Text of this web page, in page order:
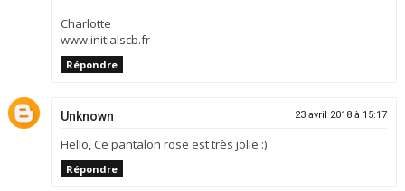
Charlotte
www.initialscb.fr
Répondre
Unknown 23 avril 2018 à 15:17
Hello, Ce pantalon rose est très jolie :)
Répondre